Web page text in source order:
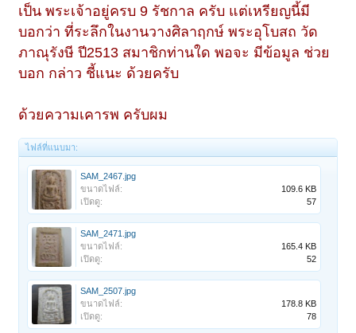
เป็น พระเจ้าอยู่ครบ 9 รัชกาล ครับ แต่เหรียญนี้มี
บอกว่า ที่ระลึกในงานวางศิลาฤกษ์ พระอุโบสถ วัด
ภาณุรังษี ปี2513 สมาชิกท่านใด พอจะ มีข้อมูล ช่วย
บอก กล่าว ชี้แนะ ด้วยครับ
ด้วยความเคารพ ครับผม
ไฟล์ที่แนบมา:
SAM_2467.jpg
ขนาดไฟล์:
109.6 KB
เปิดดู:
57
SAM_2471.jpg
ขนาดไฟล์:
165.4 KB
เปิดดู:
52
SAM_2507.jpg
ขนาดไฟล์:
178.8 KB
เปิดดู:
78